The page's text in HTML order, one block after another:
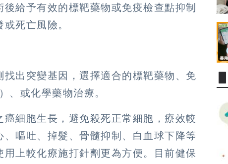
給予有效的標靶藥物或免疫檢查點抑制
死亡風險。
出突變基因，選擇適合的標靶藥物、免
、或化學藥物治療。
細胞生長，避免殺死正常細胞，療效較
嘔吐、掉髮、骨髓抑制、白血球下降等
上較化療施打針劑更為方便。目前健保